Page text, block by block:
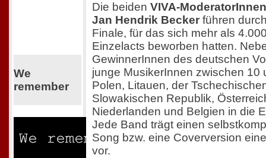
We
remember
Die beiden VIVA-
Jan Hendrik Becker führen
Finale, für das sich mehr als
Einzelacts beworben hatten.
GewinnerInnen des deutschen
junge MusikerInnen zwischen 10
Polen, Litauen, der
Slowakischen Republik,
Niederlanden und Belgien in die
Jede Band trägt einen
Song bzw. eine Coverversion
vor.